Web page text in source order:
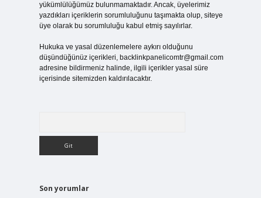
yükümlülüğümüz bulunmamaktadır. Ancak, üyelerimiz
yazdıkları içeriklerin sorumluluğunu taşımakta olup, siteye
üye olarak bu sorumluluğu kabul etmiş sayılırlar.
Hukuka ve yasal düzenlemelere aykırı olduğunu
düşündüğünüz içerikleri, backlinkpanelicomtr@gmail.com
adresine bildirmeniz halinde, ilgili içerikler yasal süre
içerisinde sitemizden kaldırılacaktır.
Son yorumlar